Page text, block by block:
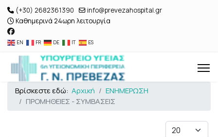
(+30) 2682361390
info@prevezahospital.gr
Καθημερινά 24ωρη λειτουργία
EN FR DE IT ES
Βρίσκεστε εδώ: Αρχική
ΕΝΗΜΕΡΩΣΗ
ΠΡΟΜΗΘΕΙΕΣ - ΣΥΜΒΑΣΕΙΣ
Εμφάνιση #